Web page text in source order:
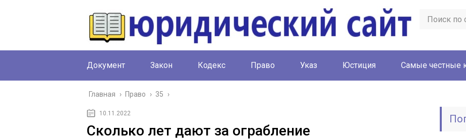
Документ Закон Кодекс Право Указ Юстиция Cамые честные
Главная › Право › 35 ›
10.11.2022
Сколько лет дают за ограбление